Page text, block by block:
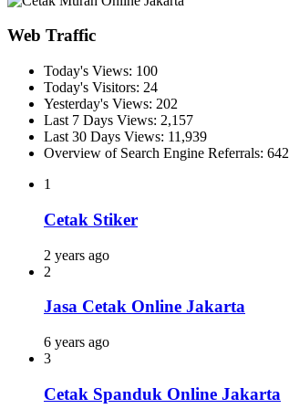
Web Traffic
Today's Views: 100
Today's Visitors: 24
Yesterday's Views: 202
Last 7 Days Views: 2,157
Last 30 Days Views: 11,939
Overview of Search Engine Referrals: 642
1
Cetak Stiker
2 years ago
2
Jasa Cetak Online Jakarta
6 years ago
3
Cetak Spanduk Online Jakarta